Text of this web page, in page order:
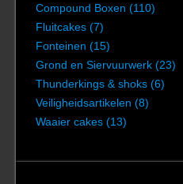
Compound Boxen (110)
Fluitcakes (7)
Fonteinen (15)
Grond en Siervuurwerk (23)
Thunderkings & shoks (6)
Veiligheidsartikelen (8)
Waaier cakes (13)